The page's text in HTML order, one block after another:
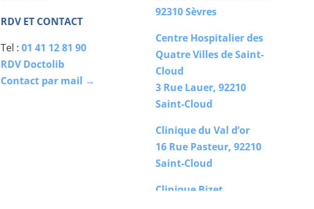
RDV ET CONTACT
Tel : 01 41 12 81 90
RDV Doctolib
Contact par mail →
92310 Sèvres
Centre Hospitalier des
Quatre Villes de Saint-
Cloud
3 Rue Lauer, 92210
Saint-Cloud
Clinique du Val d’or
16 Rue Pasteur, 92210
Saint-Cloud
Clinique Bizet